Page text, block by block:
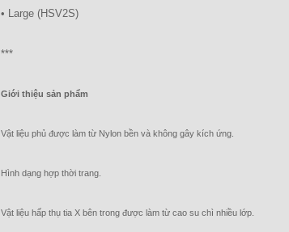
• Large (HSV2S)
***
Giới thiệu sản phẩm
Vật liệu phủ được làm từ Nylon bền và không gây kích ứng.
Hình dạng hợp thời trang.
Vật liệu hấp thụ tia X bên trong được làm từ cao su chì nhiều lớp.